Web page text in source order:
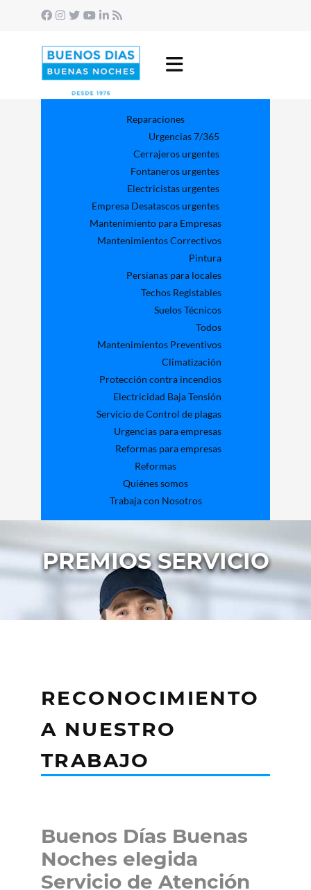
Reparaciones
Urgencias 7/365
Cerrajeros urgentes
Fontaneros urgentes
Electricistas urgentes
Empresa Desatascos urgentes
Mantenimiento para Empresas​
Mantenimientos Correctivos
Pintura
Persianas para locales
Techos Registables
Suelos Técnicos
Todos
Mantenimientos Preventivos
Climatización
Protección contra incendios
Electricidad Baja Tensión
Servicio de Control de plagas
Urgencias para empresas
Reformas para empresas
Reformas
Quiénes somos
Trabaja con Nosotros
PREMIOS SERVICIO
RECONOCIMIENTO
A NUESTRO
TRABAJO
Buenos Días Buenas
Noches elegida
Servicio de Atención